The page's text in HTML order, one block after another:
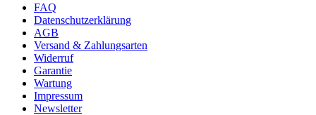
FAQ
Datenschutzerklärung
AGB
Versand & Zahlungsarten
Widerruf
Garantie
Wartung
Impressum
Newsletter